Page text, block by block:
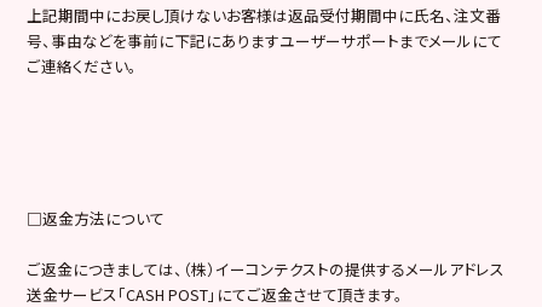
上記期間中にお戻し頂けないお客様は返品受付期間中に氏名、注文番
号、事由などを事前に下記にありますユーザーサポートまでメールにて
ご連絡ください。
□返金方法について
ご返金につきましては、（株）イーコンテクストの提供するメールアドレス
送金サービス「CASH POST」にてご返金させて頂きます。